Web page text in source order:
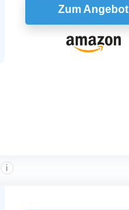
Zum Angebot
i